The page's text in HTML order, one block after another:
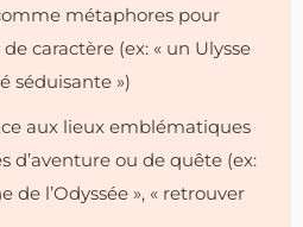
métaphores pour
caractère (ex: « un Ulysse
séduisante »)
aux lieux emblématiques
d’aventure ou de quête (ex:
de l’Odyssée », « retrouver